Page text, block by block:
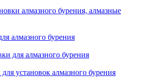
алмазного бурения, алмазные
алмазного бурения
для алмазного бурения
установок алмазного бурения